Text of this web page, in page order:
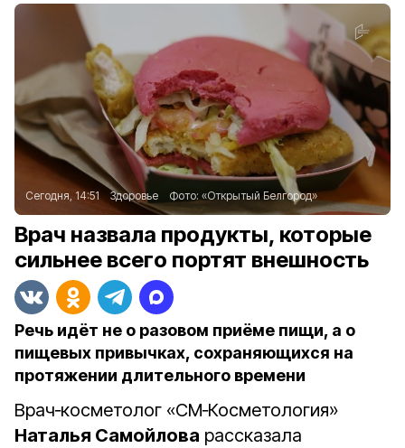
Сегодня, 14:51 Здоровье Фото: «Открытый Белгород»
Врач назвала продукты, которые
сильнее всего портят внешность
Речь идёт не о разовом приёме пищи, а о
пищевых привычках, сохраняющихся на
протяжении длительного времени
Врач‑косметолог «СМ‑Косметология»
Наталья Самойлова рассказала